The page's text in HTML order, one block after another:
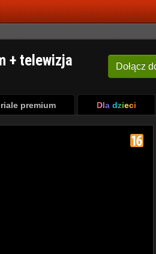
Dołącz
+ telewizja
premium Dla dzieci